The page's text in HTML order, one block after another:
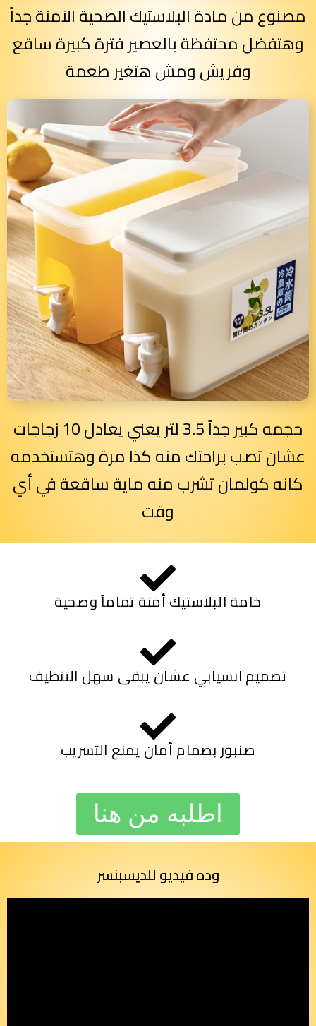
مصنوع من مادة البلاستيك الصحية الآمنة جداً
وهتفضل محتفظة بالعصير فترة كبيرة ساقع
وفريش ومش هتغير طعمة
حجمه كبير جداً 3.5 لتر يعني يعادل 10 زجاجات
عشان تصب براحتك منه كذا مرة وهتستخدمه
كانه كولمان تشرب منه ماية ساقعة في أي
وقت
خامة البلاستيك أمنة تماماً وصحية
تصميم انسيابي عشان يبقى سهل التنظيف
صنبور بصمام أمان يمنع التسريب
اطلبه من هنا
وده فيديو للديسبنسر